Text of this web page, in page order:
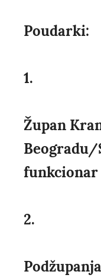
Poudarki:
1.
Župan
funkcionar
2.